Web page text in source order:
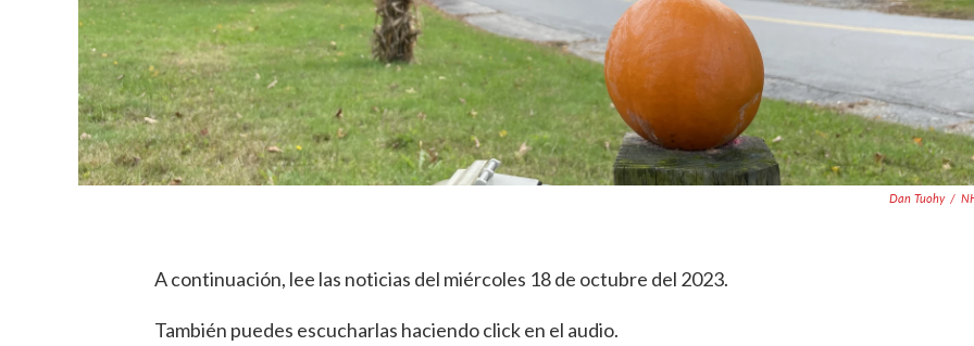
Dan Tuohy /
A continuación, lee las noticias del miércoles 18 de octubre del 2023.
También puedes escucharlas haciendo click en el audio.